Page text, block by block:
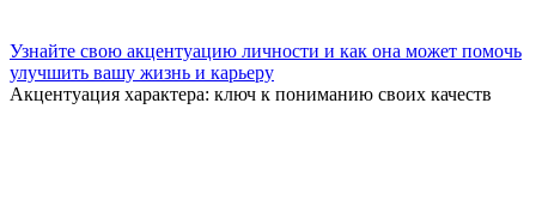
Узнайте свою акцентуацию личности и как она может помочь
улучшить вашу жизнь и карьеру
Акцентуация характера: ключ к пониманию своих качеств